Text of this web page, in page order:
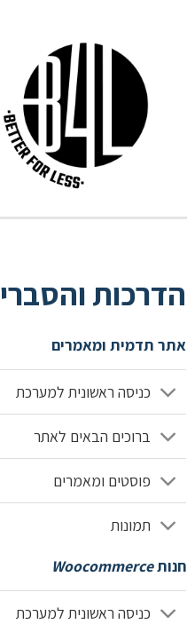
הדרכות
אתר תדמית ומאמרים
כניסה ראשונית למערכת
ברוכים הבאים לאתר
פוסטים ומאמרים
תמונות
חנותWoocommerce
כניסה ראשונית למערכת